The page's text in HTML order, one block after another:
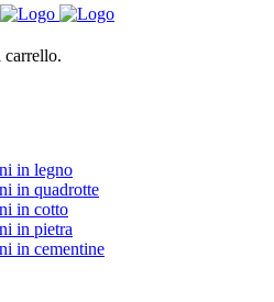
carrello.
in legno
in quadrotte
in cotto
in pietra
in cementine